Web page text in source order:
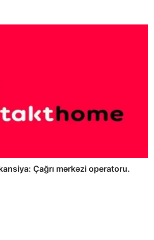
Çağrı mərkəzi operatoru.